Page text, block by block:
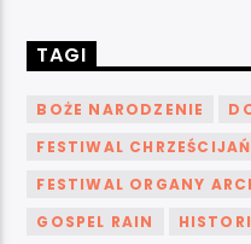
TAGI
BOŻE NARODZENIE
FESTIWAL
FESTIWAL ORGANY
GOSPEL RAIN